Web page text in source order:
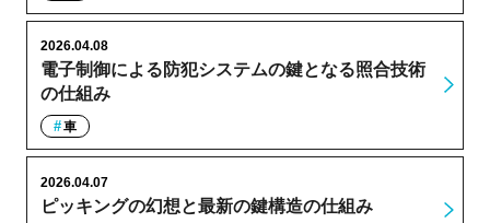
電子制御による防犯システムの鍵となる照合技術
の仕組み
2026.04.08
車
ピッキングの幻想と最新の鍵構造の仕組み
2026.04.07